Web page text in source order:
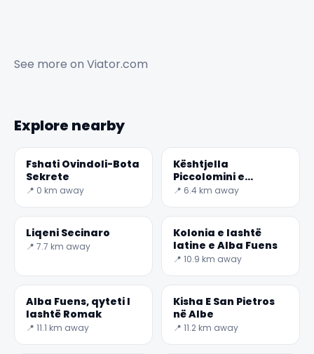
See more on Viator.com
Explore nearby
Fshati Ovindoli-Bota
Sekrete
📍 0 km away
Kështjella
Piccolomini e
Celanos
📍 6.4 km away
Liqeni Secinaro
📍 7.7 km away
Kolonia e lashtë
latine e Alba Fuens
📍 10.9 km away
Alba Fuens, qyteti I
lashtë Romak
📍 11.1 km away
Kisha E San Pietros
në Albe
📍 11.2 km away